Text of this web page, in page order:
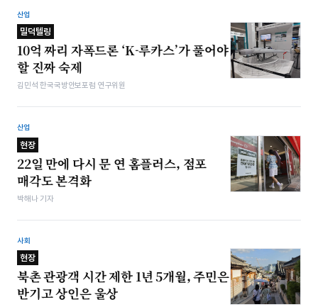
산업
밀덕텔링
10억 짜리 자폭드론 ‘K-루카스’가 풀어야
할 진짜 숙제
김민석 한국국방안보포럼 연구위원
산업
현장
22일 만에 다시 문 연 홈플러스, 점포
매각도 본격화
박해나 기자
사회
현장
북촌 관광객 시간 제한 1년 5개월, 주민은
반기고 상인은 울상